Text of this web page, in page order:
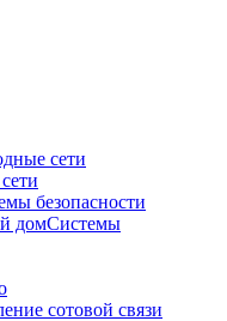
сети
безопасности
Системы
сотовой связи